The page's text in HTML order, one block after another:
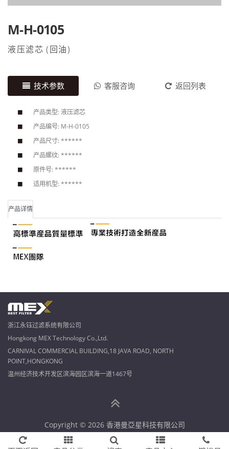
M-H-0105
液压滤芯 (回油)
技术参数 客服咨询 返回列表
产品类型: 液压滤芯
产品编号: M-H-0105
产品尺寸: ******
产品螺纹: ******
原件号: ******
适用机型: ******
产品详情
浙江永钰过滤系统有限公司
Hongkong MEX Technology Co.,Ltd.
CARNIVAL COMMERCIAL BUILDING,18 JAVA ROAD, NORTH
POINT,HONGKONG
温州经济技术开发区滨海园区滨海一道1467号
Copyright © 2026 香港曼亞星科技有限公司